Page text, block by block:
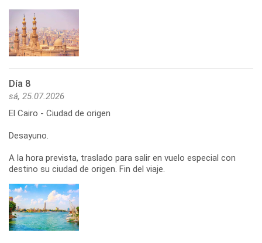
Día 8
sá, 25.07.2026
El Cairo - Ciudad de origen
Desayuno.
A la hora prevista, traslado para salir en vuelo especial con
destino su ciudad de origen. Fin del viaje.